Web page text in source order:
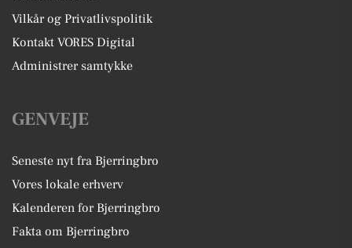
Vilkår og Privatlivspolitik
Kontakt VORES Digital
Administrer samtykke
GENVEJE
Seneste nyt fra Bjerringbro
Vores lokale erhverv
Kalenderen for Bjerringbro
Fakta om Bjerringbro